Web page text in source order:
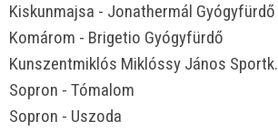
Kiskunmajsa - Jonathermál Gyógyfürdő
Komárom - Brigetio Gyógyfürdő
Kunszentmiklós Miklóssy János Sportk.
Sopron - Tómalom
Sopron - Uszoda